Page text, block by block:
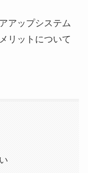
アップシステム
リットについて